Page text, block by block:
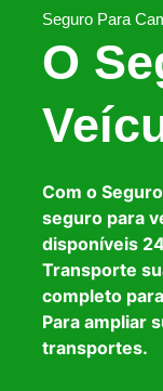
Seguro Para
O
Com o
seguro para
disponíveis
Transporte
completo
Para ampliar
transportes.